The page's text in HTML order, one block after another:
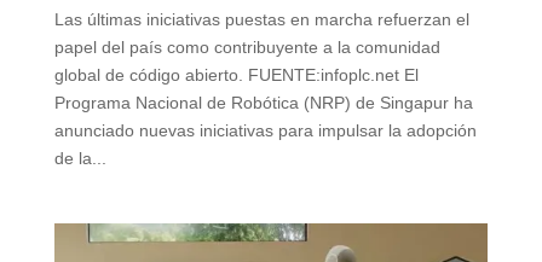
Las últimas iniciativas puestas en marcha refuerzan el
papel del país como contribuyente a la comunidad
global de código abierto. FUENTE:infoplc.net El
Programa Nacional de Robótica (NRP) de Singapur ha
anunciado nuevas iniciativas para impulsar la adopción
de la...